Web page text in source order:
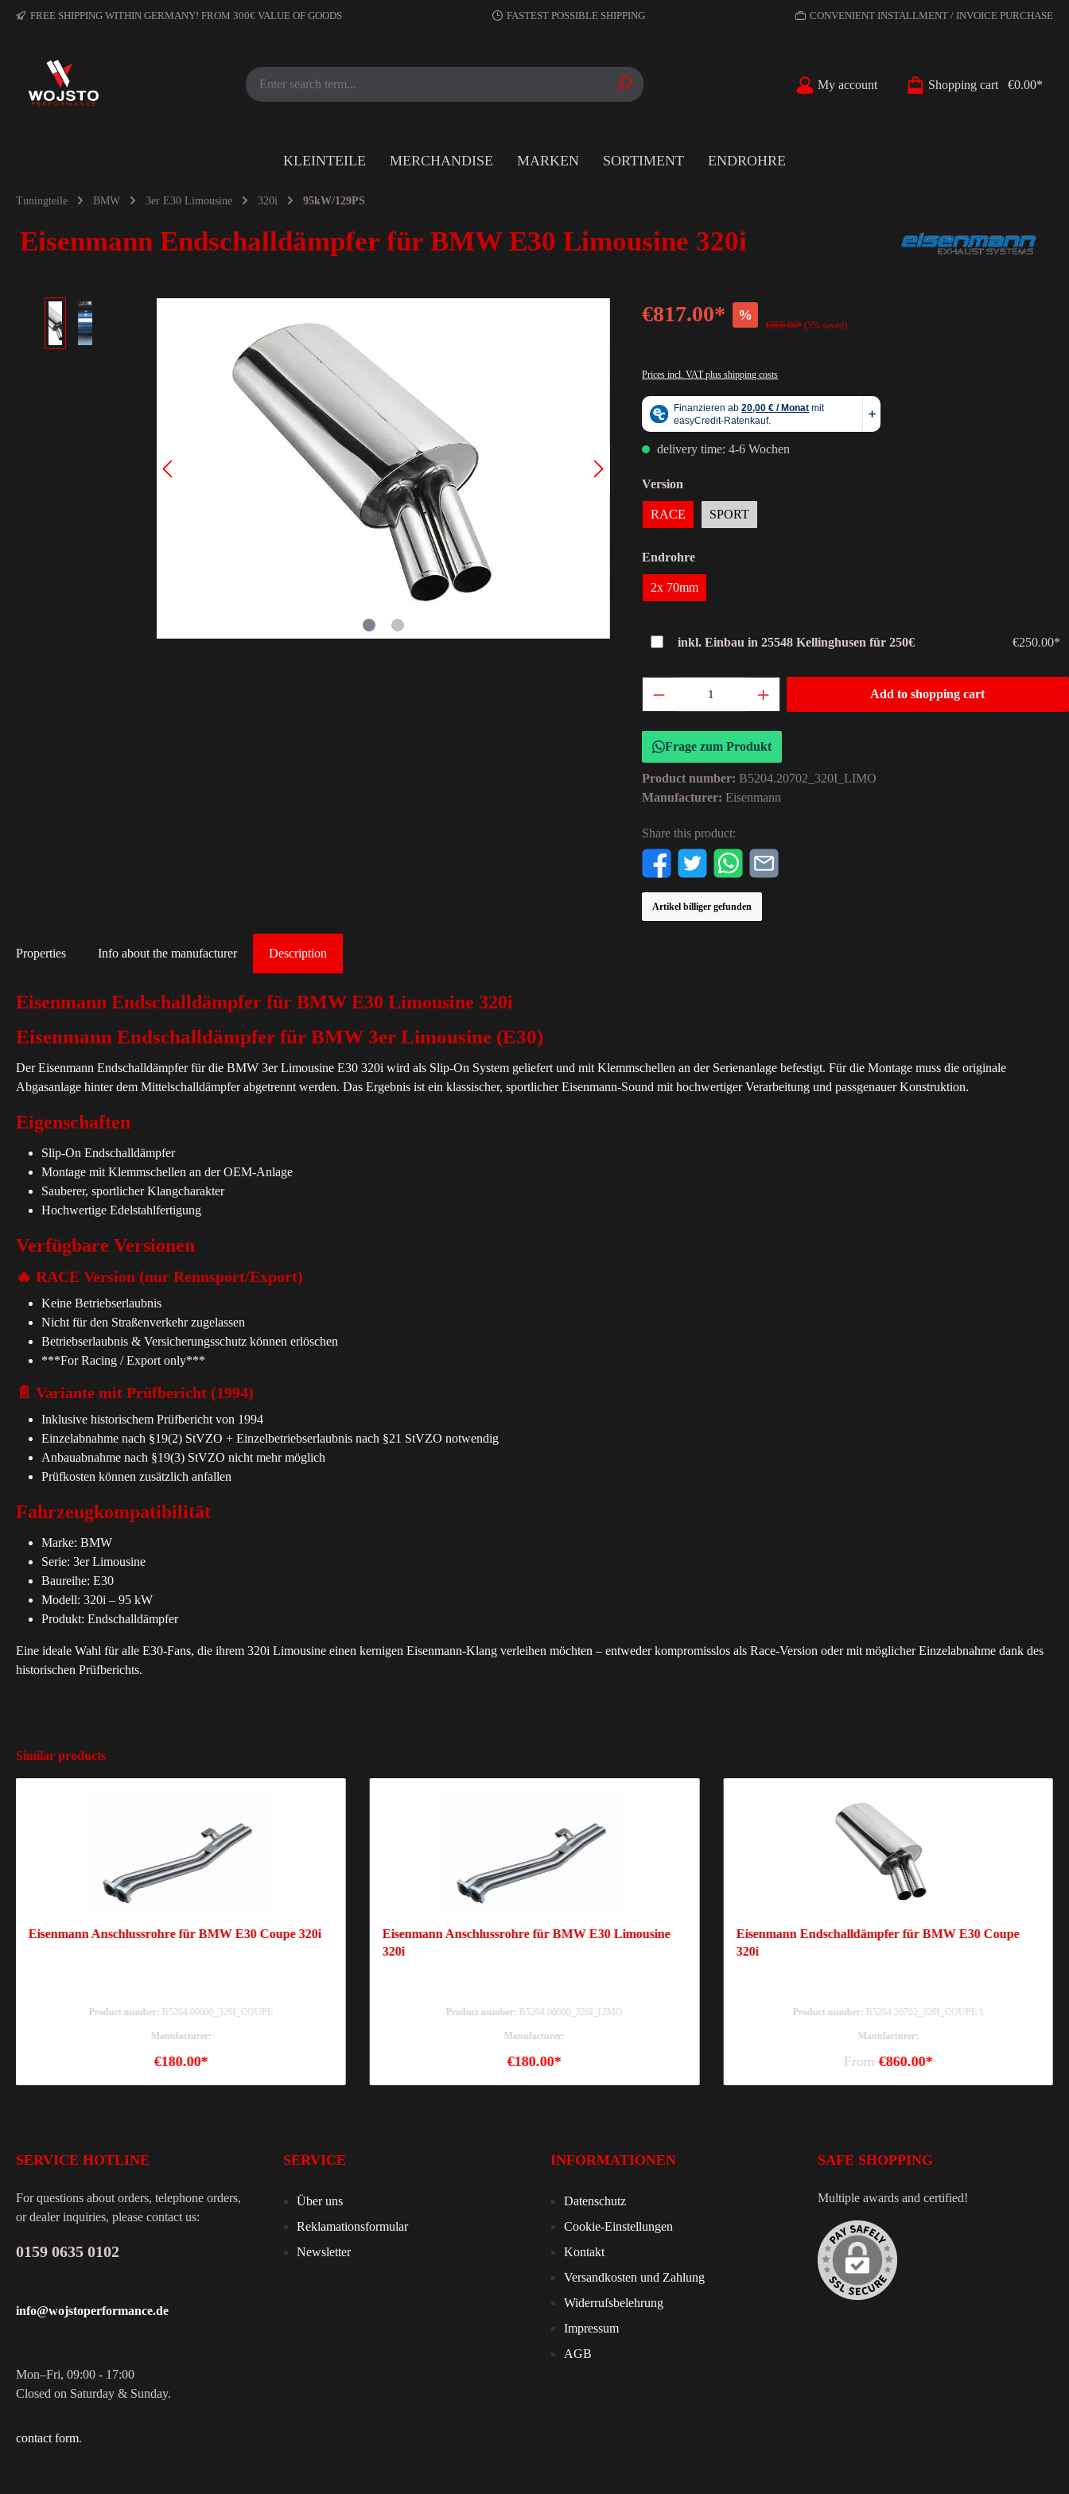
FREE SHIPPING WITHIN GERMANY! FROM 300€ VALUE OF GOODS FASTEST POSSIBLE SHIPPING CONVENIENT INSTALLMENT / INVOICE PURCHASE
My account Shopping cart €0.00*
KLEINTEILE MERCHANDISE MARKEN SORTIMENT ENDROHRE
Tuningteile BMW 3er E30 Limousine 320i 95kW/129PS
Eisenmann Endschalldämpfer für BMW E30 Limousine 320i
€817.00* %
€860.00* (5% saved)
Prices incl. VAT plus shipping costs
delivery time: 4-6 Wochen
Version
RACE SPORT
Endrohre
2x 70mm
inkl. Einbau in 25548 Kellinghusen für 250€ €250.00*
Add to shopping cart
Frage zum Produkt
Product number:B5204.20702_320I_LIMO
Manufacturer:Eisenmann
Share this product:
Artikel billiger gefunden
Description
Properties Info about the manufacturer
Eisenmann Endschalldämpfer für BMW E30 Limousine 320i
Eisenmann Endschalldämpfer für BMW 3er Limousine (E30)
Der Eisenmann Endschalldämpfer für die BMW 3er Limousine E30 320i wird als Slip-On System geliefert und mit Klemmschellen an der Serienanlage befestigt. Für die Montage muss die originale
Abgasanlage hinter dem Mittelschalldämpfer abgetrennt werden. Das Ergebnis ist ein klassischer, sportlicher Eisenmann-Sound mit hochwertiger Verarbeitung und passgenauer Konstruktion.
Eigenschaften
Slip-On Endschalldämpfer
Montage mit Klemmschellen an der OEM-Anlage
Sauberer, sportlicher Klangcharakter
Hochwertige Edelstahlfertigung
Verfügbare Versionen
🔥 RACE Version (nur Rennsport/Export)
Keine Betriebserlaubnis
Nicht für den Straßenverkehr zugelassen
Betriebserlaubnis & Versicherungsschutz können erlöschen
***For Racing / Export only***
📄 Variante mit Prüfbericht (1994)
Inklusive historischem Prüfbericht von 1994
Einzelabnahme nach §19(2) StVZO + Einzelbetriebserlaubnis nach §21 StVZO notwendig
Anbauabnahme nach §19(3) StVZO nicht mehr möglich
Prüfkosten können zusätzlich anfallen
Fahrzeugkompatibilität
Marke: BMW
Serie: 3er Limousine
Baureihe: E30
Modell: 320i – 95 kW
Produkt: Endschalldämpfer
Eine ideale Wahl für alle E30-Fans, die ihrem 320i Limousine einen kernigen Eisenmann-Klang verleihen möchten – entweder kompromisslos als Race-Version oder mit möglicher Einzelabnahme dank des
historischen Prüfberichts.
Similar products
Eisenmann Anschlussrohre für BMW E30 Coupe 320i
Product number: B5204.00000_320I_COUPE
Manufacturer:
€180.00*
Eisenmann Anschlussrohre für BMW E30 Limousine
320i
Product number: B5204.00000_320I_LIMO
Manufacturer:
€180.00*
Eisenmann Endschalldämpfer für BMW E30 Coupe
320i
Product number: B5204.20702_320I_COUPE.1
Manufacturer:
From€860.00*
SERVICE HOTLINE
For questions about orders, telephone orders,
or dealer inquiries, please contact us:
0159 0635 0102
info@wojstoperformance.de
Mon–Fri, 09:00 - 17:00
Closed on Saturday & Sunday.
contact form.
SERVICE
Über uns
Reklamationsformular
Newsletter
INFORMATIONEN
Datenschutz
Cookie-Einstellungen
Kontakt
Versandkosten und Zahlung
Widerrufsbelehrung
Impressum
AGB
SAFE SHOPPING
Multiple awards and certified!